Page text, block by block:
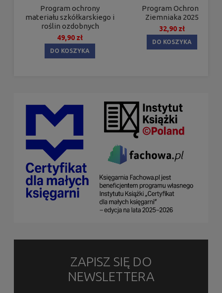
Program ochrony
materiału szkółkarskiego i
roślin ozdobnych
49,90 zł
DO KOSZYKA
Program Ochrony
Ziemniaka 2025
32,90 zł
DO KOSZYKA
ZAPISZ SIĘ DO
NEWSLETTERA